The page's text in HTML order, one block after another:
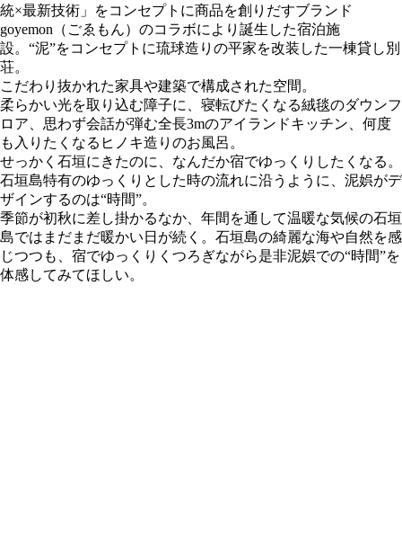
統×最新技術」をコンセプトに商品を創りだすブランド
goyemon（ごゑもん）のコラボにより誕生した宿泊施
設。“泥”をコンセプトに琉球造りの平家を改装した一棟貸し別
荘。
こだわり抜かれた家具や建築で構成された空間。
柔らかい光を取り込む障子に、寝転びたくなる絨毯のダウンフ
ロア、思わず会話が弾む全長3mのアイランドキッチン、何度
も入りたくなるヒノキ造りのお風呂。
せっかく石垣にきたのに、なんだか宿でゆっくりしたくなる。
石垣島特有のゆっくりとした時の流れに沿うように、泥娯がデ
ザインするのは“時間”。
季節が初秋に差し掛かるなか、年間を通して温暖な気候の石垣
島ではまだまだ暖かい日が続く。石垣島の綺麗な海や自然を感
じつつも、宿でゆっくりくつろぎながら是非泥娯での“時間”を
体感してみてほしい。